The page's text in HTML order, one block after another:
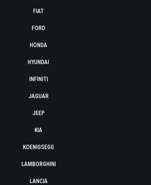
FIAT
FORD
HONDA
HYUNDAI
INFINITI
JAGUAR
JEEP
KIA
KOENIGSEGG
LAMBORGHINI
LANCIA